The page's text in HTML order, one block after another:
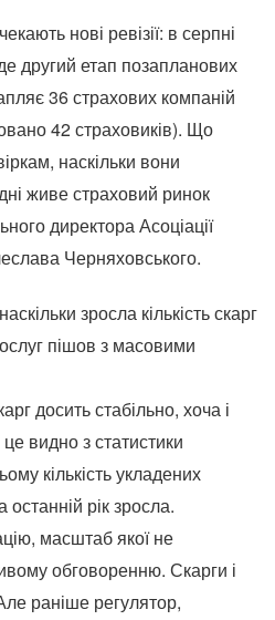
нові ревізії: в серпні
другий етап позапланових
36 страхових компаній
42 страховиків). Що
наскільки вони
живе страховий ринок
директора Асоціації
Черняховського.
зросла кількість скарг
пішов з масовими
досить стабільно, хоча і
видно з статистики
кількість укладених
останній рік зросла.
масштаб якої не
обговоренню. Скарги і
раніше регулятор,